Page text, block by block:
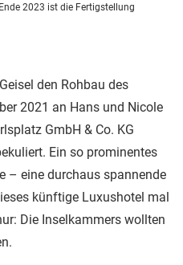
2023 ist die Fertigstellung
den Rohbau des
2021 an Hans und Nicole
GmbH & Co. KG
Ein so prominentes
– eine durchaus spannende
künftige Luxushotel mal
Die Inselkammers wollten